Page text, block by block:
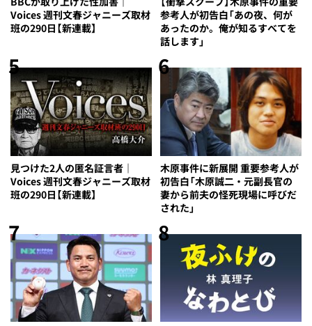
Voices 週刊文春ジャニーズ取材
班の290日【新連載】
参考人が初告白「あの夜、何が
あったのか。俺が知るすべてを
話します」
5
見つけた2人の匿名証言者｜
Voices 週刊文春ジャニーズ取材
班の290日【新連載】
6
木原事件に新展開 重要参考人が
初告白「木原誠二・元副長官の
妻から前夫の怪死現場に呼びだ
された」
7 8